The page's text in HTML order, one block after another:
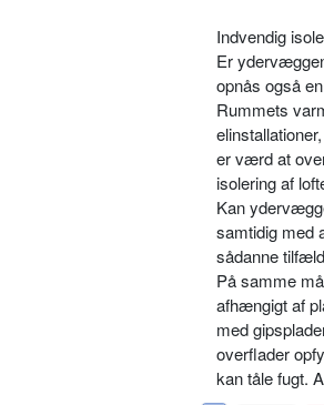
Indvendig
Er
opnås også
Rummets
er værd at
isolering af
Kan
samtidig med
sådanne
På samme
afhængigt af
med
overflader
kan tåle fugt.